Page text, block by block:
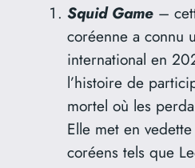
Squid Game–
coréenne a connu
international en
l’histoire de
mortel où les
Elle met en
coréens tels que